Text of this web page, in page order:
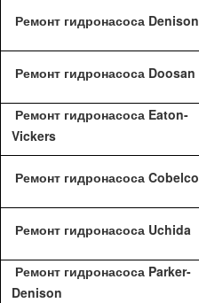
Ремонт гидронасоса Denison
Ремонт гидронасоса Doosan
Ремонт гидронасоса Eaton-
Vickers
Ремонт гидронасоса Cobelco
Ремонт гидронасоса Uchida
Ремонт гидронасоса Parker-
Denison